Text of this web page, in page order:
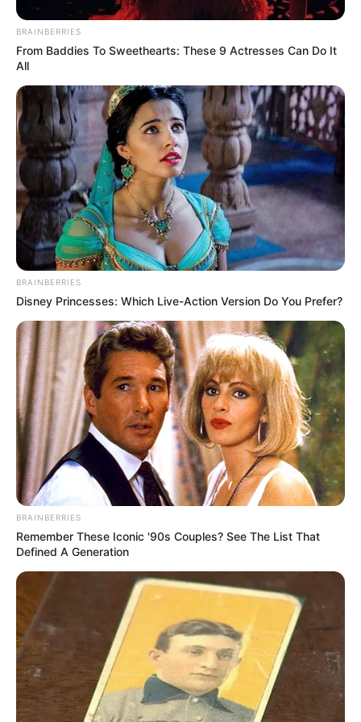
Ακολουθήστε το evianews.com στοGoogle
News
BRAINBERRIES
From Baddies To Sweethearts: These 9 Actresses Can Do It
All
BRAINBERRIES
Disney Princesses: Which Live-Action Version Do You Prefer?
BRAINBERRIES
Remember These Iconic '90s Couples? See The List That
Defined A Generation